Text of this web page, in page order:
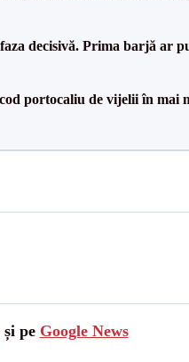
decisivă. Prima barjă ar
portocaliu de vijelii în mai
pe Google News